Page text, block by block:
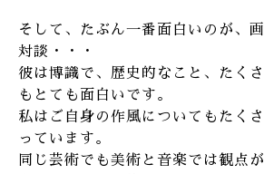
そして、たぶん一番面白いのが、
対談・・・
彼は博識で、歴史的なこと、たく
もとても面白いです。
私はご自身の作風についてもたく
っています。
同じ芸術でも美術と音楽では観点